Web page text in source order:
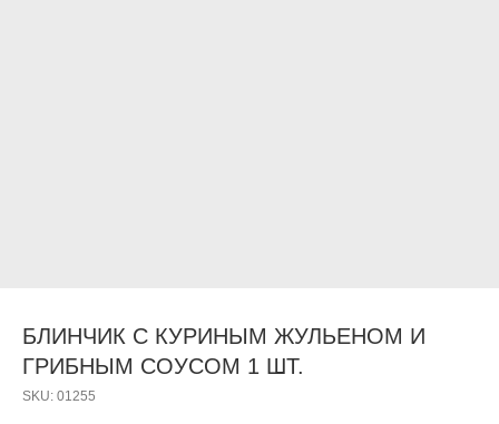
БЛИНЧИК С КУРИНЫМ ЖУЛЬЕНОМ И
ГРИБНЫМ СОУСОМ 1 ШТ.
SKU: 01255